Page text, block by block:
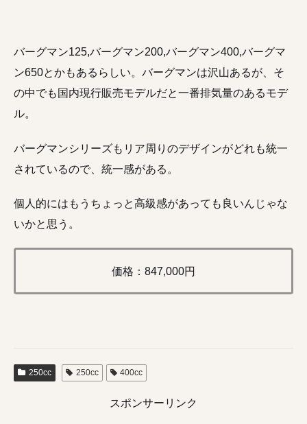
バーグマン125,バーグマン200,バーグマン400,バーグマ
ン650とかもあるらしい。バーグマンは沢山あるが、そ
の中でも国内現行販売モデルだと一番排気量のあるモデ
ル。
バーグマンシリーズもリア周りのデザインがどれも統一
されているので、統一感がある。
個人的にはもうちょっと高級感があっても良いんじゃな
いかと思う。
価格：847,000円
250cc 250cc 400cc
スポンサーリンク